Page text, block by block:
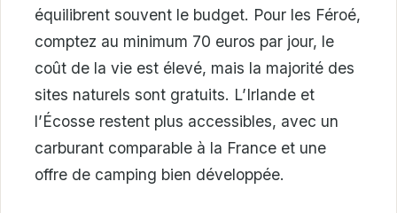
équilibrent souvent le budget. Pour les Féroé,
comptez au minimum 70 euros par jour, le
coût de la vie est élevé, mais la majorité des
sites naturels sont gratuits. L’Irlande et
l’Écosse restent plus accessibles, avec un
carburant comparable à la France et une
offre de camping bien développée.